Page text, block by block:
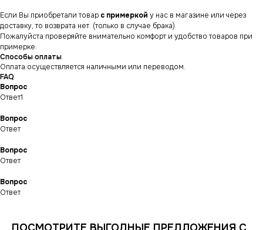
Если Вы приобретали товар с примеркой у нас в магазине или через
доставку, то возврата нет. (только в случае брака)
Пожалуйста проверяйте внимательно комфорт и удобство товаров при
примерке.
Способы оплаты
Оплата осуществляется наличными или переводом.
FAQ
Вопрос
Ответ1
Вопрос
Ответ
Вопрос
Ответ
Вопрос
Ответ
СНИКЕРСДИЛЕР
ИНФОРМАЦИЯ